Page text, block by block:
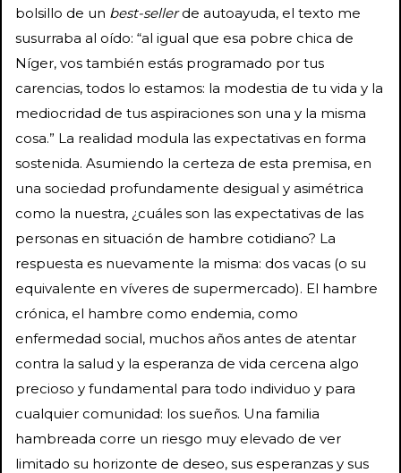
bolsillo de un best-sellerde autoayuda, el texto me
susurraba al oído: “al igual que esa pobre chica de
Níger, vos también estás programado por tus
carencias, todos lo estamos: la modestia de tu vida y la
mediocridad de tus aspiraciones son una y la misma
cosa.” La realidad modula las expectativas en forma
sostenida. Asumiendo la certeza de esta premisa, en
una sociedad profundamente desigual y asimétrica
como la nuestra, ¿cuáles son las expectativas de las
personas en situación de hambre cotidiano? La
respuesta es nuevamente la misma: dos vacas (o su
equivalente en víveres de supermercado). El hambre
crónica, el hambre como endemia, como
enfermedad social, muchos años antes de atentar
contra la salud y la esperanza de vida cercena algo
precioso y fundamental para todo individuo y para
cualquier comunidad: los sueños. Una familia
hambreada corre un riesgo muy elevado de ver
limitado su horizonte de deseo, sus esperanzas y sus